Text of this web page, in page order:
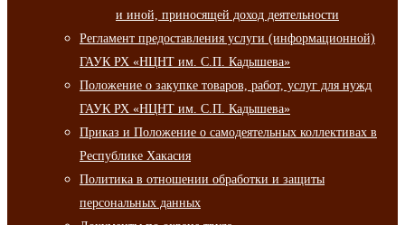
и иной, приносящей доход деятельности
Регламент предоставления услуги (информационной)
ГАУК РХ «НЦНТ им. С.П. Кадышева»
Положение о закупке товаров, работ, услуг для нужд
ГАУК РХ «НЦНТ им. С.П. Кадышева»
Приказ и Положение о самодеятельных коллективах в
Республике Хакасия
Политика в отношении обработки и защиты
персональных данных